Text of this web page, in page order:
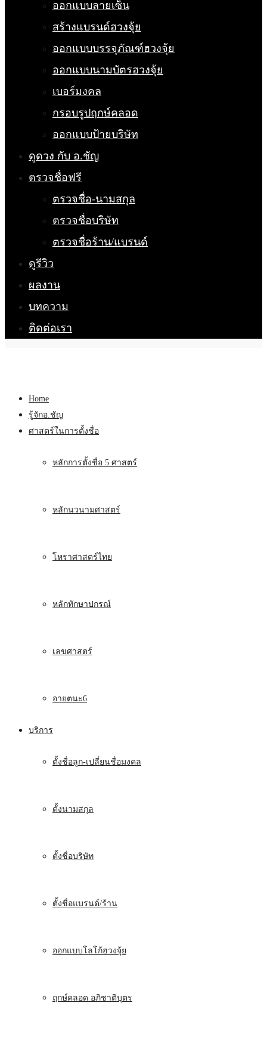
ออกแบบลายเซ็น
สร้างแบรนด์ฮวงจุ้ย
ออกแบบบรรจุภัณฑ์ฮวงจุ้ย
ออกแบบนามบัตรฮวงจุ้ย
เบอร์มงคล
กรอบรูปฤกษ์คลอด
ออกแบบป้ายบริษัท
ดูดวง กับ อ.ชัญ
ตรวจชื่อฟรี
ตรวจชื่อ-นามสกุล
ตรวจชื่อบริษัท
ตรวจชื่อร้าน/แบรนด์
ดูรีวิว
ผลงาน
บทความ
ติดต่อเรา
Home
รู้จักอ.ชัญ
ศาสตร์ในการตั้งชื่อ
หลักการตั้งชื่อ 5 ศาสตร์
หลักนวนามศาสตร์
โหราศาสตร์ไทย
หลักทักษาปกรณ์
เลขศาสตร์
อายตนะ6
บริการ
ตั้งชื่อลูก-เปลี่ยนชื่อมงคล
ตั้งนามสกุล
ตั้งชื่อบริษัท
ตั้งชื่อแบรนด์/ร้าน
ออกแบบโลโก้ฮวงจุ้ย
ฤกษ์คลอด อภิชาติบุตร